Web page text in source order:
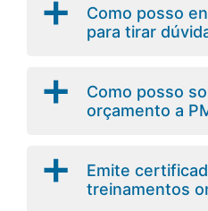
a
Como posso
para tirar
a
Como posso
orçamento a
a
Emite
treinamentos